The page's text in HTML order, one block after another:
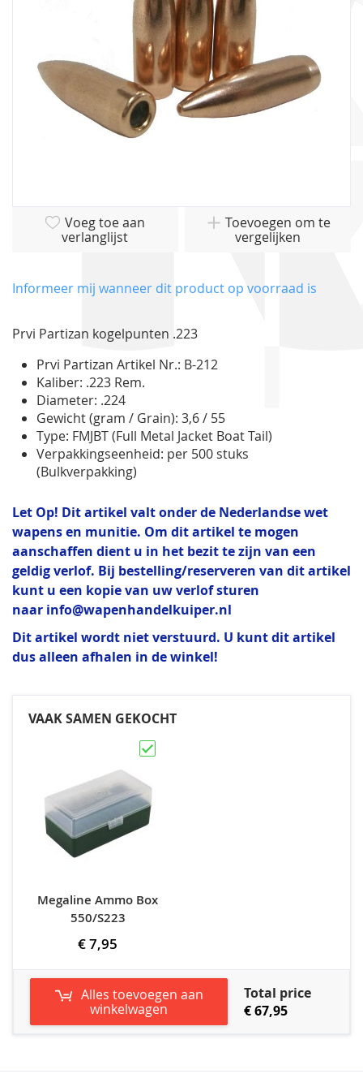
van
gallerij
Voeg toe aan
verlanglijst
Toevoegen om te
vergelijken
Informeer mij wanneer dit product op voorraad is
Prvi Partizan kogelpunten .223
Prvi Partizan Artikel Nr.: B-212
Kaliber: .223 Rem.
Diameter: .224
Gewicht (gram / Grain): 3,6 / 55
Type: FMJBT (Full Metal Jacket Boat Tail)
Verpakkingseenheid: per 500 stuks
(Bulkverpakking)
Let Op! Dit artikel valt onder de Nederlandse wet
wapens en munitie. Om dit artikel te mogen
aanschaffen dient u in het bezit te zijn van een
geldig verlof. Bij bestelling/reserveren van dit artikel
kunt u een kopie van uw verlof sturen
naar info@wapenhandelkuiper.nl
Dit artikel wordt niet verstuurd. U kunt dit artikel
dus alleen afhalen in de winkel!
VAAK SAMEN GEKOCHT
Megaline Ammo Box
550/S223
€ 7,95
Alles toevoegen aan
winkelwagen
Total price
€ 67,95